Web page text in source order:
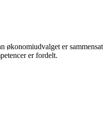
er
er fordelt.